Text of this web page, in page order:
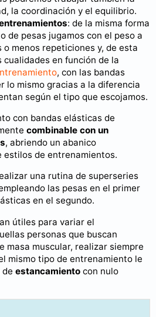
la coordinación y el equilibrio.
: de la misma forma
de pesas jugamos con el peso a
menos repeticiones y, de esta
en función de la
, con las bandas
lo mismo gracias a la diferencia
según el tipo que escojamos.
con bandas elásticas de
combinable con un
, abriendo un abanico
estilos de entrenamientos.
una rutina de superseries
las pesas en el primer
en el segundo.
útiles para variar el
personas que buscan
masa muscular, realizar siempre
mismo tipo de entrenamiento le
estancamiento con nulo